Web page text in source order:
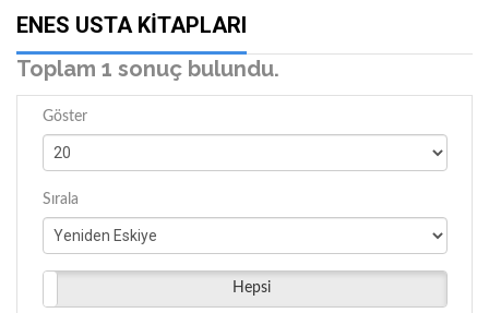
ENES USTA KITAPLARI
Toplam 1 sonuç bulundu.
Göster
Sırala
Hepsi